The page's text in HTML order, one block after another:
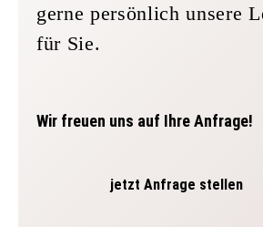
gerne persönlich unsere
für Sie.
Wir freuen uns auf Ihre Anfrage!
jetzt Anfrage stellen